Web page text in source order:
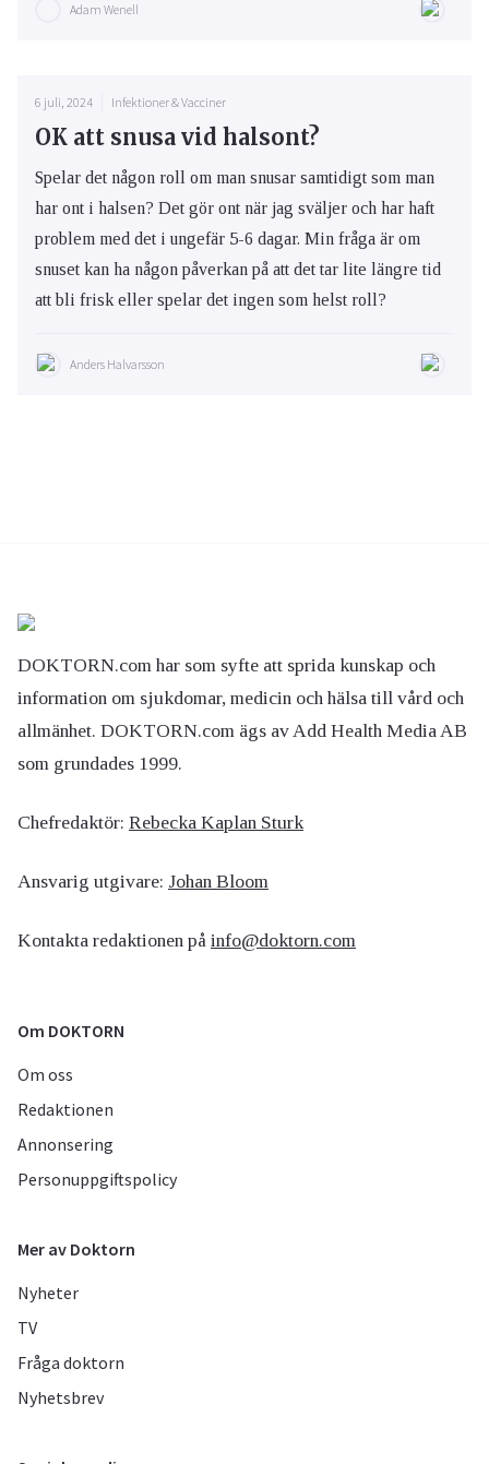
Adam Wenell
6 juli, 2024 Infektioner & Vacciner
OK att snusa vid halsont?
Spelar det någon roll om man snusar samtidigt som man
har ont i halsen? Det gör ont när jag sväljer och har haft
problem med det i ungefär 5-6 dagar. Min fråga är om
snuset kan ha någon påverkan på att det tar lite längre tid
att bli frisk eller spelar det ingen som helst roll?
Anders Halvarsson
DOKTORN.com har som syfte att sprida kunskap och
information om sjukdomar, medicin och hälsa till vård och
allmänhet. DOKTORN.com ägs av Add Health Media AB
som grundades 1999.
Chefredaktör: Rebecka Kaplan Sturk
Ansvarig utgivare: Johan Bloom
Kontakta redaktionen på info@doktorn.com
Om DOKTORN
Om oss
Redaktionen
Annonsering
Personuppgiftspolicy
Mer av Doktorn
Nyheter
TV
Fråga doktorn
Nyhetsbrev